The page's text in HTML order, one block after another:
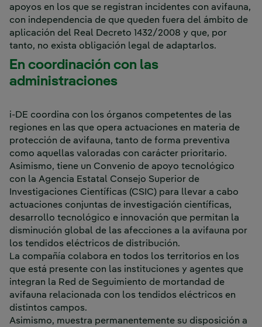
apoyos en los que se registran incidentes con avifauna,
con independencia de que queden fuera del ámbito de
aplicación del Real Decreto 1432/2008 y que, por
tanto, no exista obligación legal de adaptarlos.
En coordinación con las
administraciones
i-DE coordina con los órganos competentes de las
regiones en las que opera actuaciones en materia de
protección de avifauna, tanto de forma preventiva
como aquellas valoradas con carácter prioritario.
Asimismo, tiene un Convenio de apoyo tecnológico
con la Agencia Estatal Consejo Superior de
Investigaciones Científicas (CSIC) para llevar a cabo
actuaciones conjuntas de investigación científicas,
desarrollo tecnológico e innovación que permitan la
disminución global de las afecciones a la avifauna por
los tendidos eléctricos de distribución.
La compañía colabora en todos los territorios en los
que está presente con las instituciones y agentes que
integran la Red de Seguimiento de mortandad de
avifauna relacionada con los tendidos eléctricos en
distintos campos.
Asimismo, muestra permanentemente su disposición a